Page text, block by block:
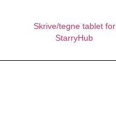
Skrive/tegne tablet for
StarryHub